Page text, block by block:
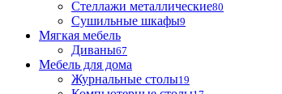
Стеллажи металлические80
Сушильные шкафы9
Мягкая мебель
Диваны67
Мебель для дома
Журнальные столы19